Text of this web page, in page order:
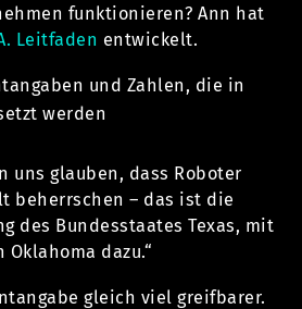
funktionieren? Ann hat
Leitfaden entwickelt.
und Zahlen, die in
werden
uns glauben, dass Roboter
beherrschen – das ist die
des Bundesstaates Texas, mit
dazu.“
gleich viel greifbarer.